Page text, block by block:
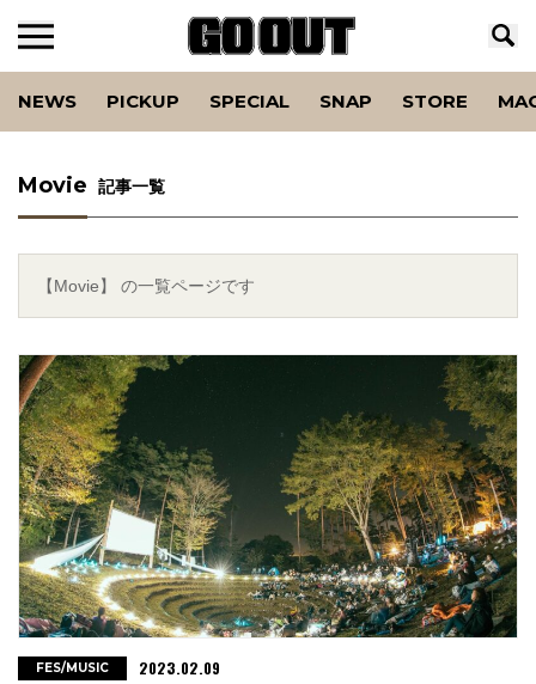
NEWS PICKUP SPECIAL SNAP STORE
Movie 記事一覧
【Movie】 の一覧ページです
FES/MUSIC 2023.02.09